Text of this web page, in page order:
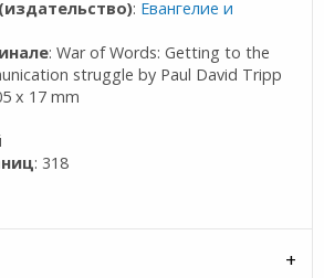
: Евангелие и
: War of Words: Getting to the
struggle by Paul David Tripp
x 17 mm
: 318